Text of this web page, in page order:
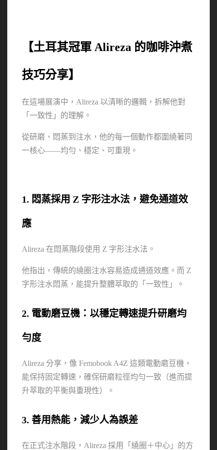
【土耳其冠軍 Alireza 的咖啡沖煮
技巧分享】
在這場展演中，Alireza 以清晰的邏輯，拆解他對
「一致性」的理解。
從研磨、悶蒸到注水，他的每一個動作都圍繞著同
一核心——均勻、穩定、可重現。
1. 悶蒸採用 Z 字形注水法，避免通道效
應
Alireza 在悶蒸階段使用 Z 字形注水法。
他指出，傳統的繞圈注水容易造成通道效應。而 Z
字形注水悶蒸，能提升整體萃取的「一致性」。
2. 電動磨豆機：以穩定轉速提升研磨均
勻度
Alireza 分享，像 Femobook A4Z 這類電動磨豆機，
能保持固定轉速，確保研磨粒徑均勻一致（進而提
升萃取的平衡與重現性）。
3. 善用熱能，減少人為誤差
在正式注水階段，Alireza 採用「繞圈＋中心」的方